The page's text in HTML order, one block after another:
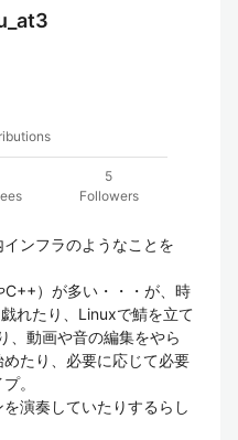
5
Followers
ンフラのようなことを
）が多い・・・が、時
れたり、Linuxで鯖を立て
、動画や音の編集をやら
たり、必要に応じて必要
。
演奏していたりするらし